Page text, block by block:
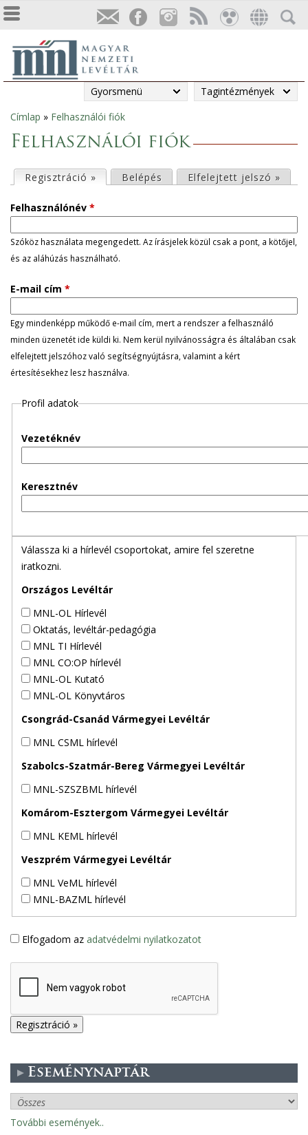
Gyorsmenü Tagintézmények
Jelenlegi
hely
Címlap » Felhasználói fiók
Felhasználói fiók
l
s
ő
d
l
e
g
e
Regisztráció » (aktív fül)
Belépés Elfelejtett jelszó »
Felhasználónév *
Szóköz használata megengedett. Az írásjelek közül csak a pont, a kötőjel,
és az aláhúzás használható.
E-mail cím *
Egy mindenképp működő e-mail cím, mert a rendszer a felhasználó
minden üzenetét ide küldi ki. Nem kerül nyilvánosságra és általában csak
elfelejtett jelszóhoz való segítségnyújtásra, valamint a kért
értesítésekhez lesz használva.
Profil adatok
Vezetéknév
Keresztnév
Válassza ki a hírlevél csoportokat, amire fel szeretne
iratkozni.
Országos Levéltár
MNL-OL Hírlevél
Oktatás, levéltár-pedagógia
MNL TI Hírlevél
MNL CO:OP hírlevél
MNL-OL Kutató
MNL-OL Könyvtáros
Csongrád-Csanád Vármegyei Levéltár
MNL CSML hírlevél
Szabolcs-Szatmár-Bereg Vármegyei Levéltár
MNL-SZSZBML hírlevél
Komárom-Esztergom Vármegyei Levéltár
MNL KEML hírlevél
Veszprém Vármegyei Levéltár
MNL VeML hírlevél
MNL-BAZML hírlevél
Elfogadom az adatvédelmi nyilatkozatot
Eseménynaptár
További események..